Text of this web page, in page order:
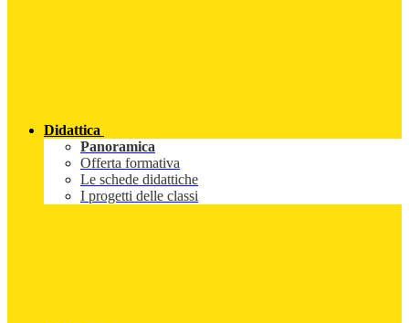
Didattica
Panoramica
Offerta formativa
Le schede didattiche
I progetti delle classi